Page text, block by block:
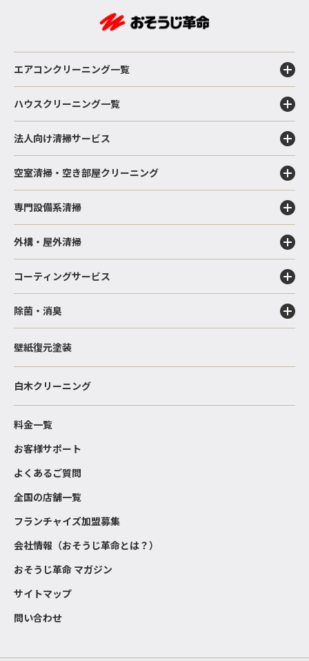
エアコンクリーニング一覧
ハウスクリーニング一覧
法人向け清掃サービス
空室清掃・空き部屋クリーニング
専門設備系清掃
外構・屋外清掃
コーティングサービス
除菌・消臭
壁紙復元塗装
白木クリーニング
料金一覧
お客様サポート
よくあるご質問
全国の店舗一覧
フランチャイズ加盟募集
会社情報（おそうじ革命とは？）
おそうじ革命 マガジン
サイトマップ
問い合わせ